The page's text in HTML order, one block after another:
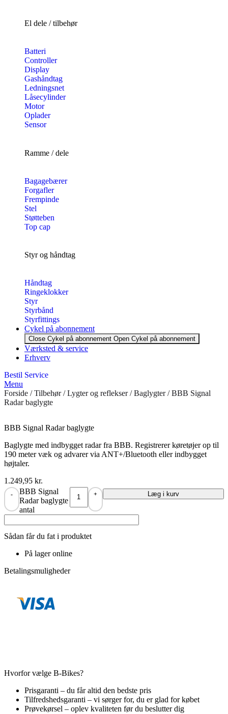
El dele / tilbehør
Batteri
Controller
Display
Gashåndtag
Ledningsnet
Låsecylinder
Motor
Oplader
Sensor
Ramme / dele
Bagagebærer
Forgafler
Frempinde
Stel
Støtteben
Top cap
Styr og håndtag
Håndtag
Ringeklokker
Styr
Styrbånd
Styrfittings
Cykel på abonnement
Close Cykel på abonnement Open Cykel på abonnement
Værksted & service
Erhverv
Bestil Service
Menu
Forside /Tilbehør/Lygter og reflekser/Baglygter/ BBB Signal
Radar baglygte
BBB Signal Radar baglygte
Baglygte med indbygget radar fra BBB. Registrerer køretøjer op til
190 meter væk og advarer via ANT+/Bluetooth eller indbygget
højtaler.
1.249,95 kr.
-
BBB Signal
Radar baglygte
antal
+ Læg i kurv
Sådan får du fat i produktet
På lager online
Betalingsmuligheder
Hvorfor vælge B-Bikes?
Prisgaranti – du får altid den bedste pris
Tilfredshedsgaranti – vi sørger for, du er glad for købet
Prøvekørsel – oplev kvaliteten før du beslutter dig